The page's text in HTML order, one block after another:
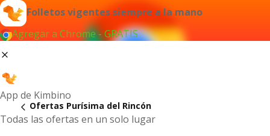
Folletos vigentes siempre a la mano
Agregar a Chrome - GRATIS
App de Kimbino
Todas las ofertas en un solo lugar
Ofertas Purísima del Rincón